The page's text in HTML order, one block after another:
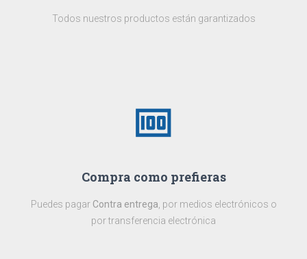
Todos nuestros productos están garantizados
money
Compra como prefieras
Puedes pagar Contra entrega , por medios electrónicos o
por transferencia electrónica